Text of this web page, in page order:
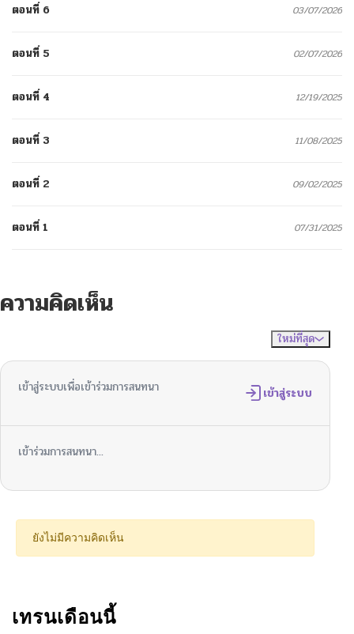
ตอนที่ 6 03/07/2026
ตอนที่ 5 02/07/2026
ตอนที่ 4 12/19/2025
ตอนที่ 3 11/08/2025
ตอนที่ 2 09/02/2025
ตอนที่ 1 07/31/2025
ความคิดเห็น
ใหม่ที่สุด
เข้าสู่ระบบเพื่อเข้าร่วมการสนทนา เข้าสู่ระบบ
เข้าร่วมการสนทนา...
ยังไม่มีความคิดเห็น
เทรนเดือนนี้